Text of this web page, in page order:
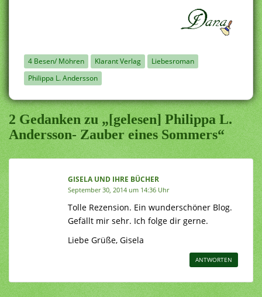
4 Besen/ Möhren Klarant Verlag
Liebesroman
Philippa L. Andersson
2 Gedanken zu „[gelesen] Philippa L.
Andersson- Zauber eines Sommers“
GISELA UND IHRE BÜCHER
September 30, 2014 um 14:36 Uhr
Tolle Rezension. Ein wunderschöner Blog.
Gefällt mir sehr. Ich folge dir gerne.
Liebe Grüße, Gisela
ANTWORTEN